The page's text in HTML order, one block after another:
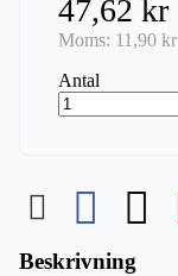
47,62 kr
Moms: 11,90 kr
Antal
Beskrivning